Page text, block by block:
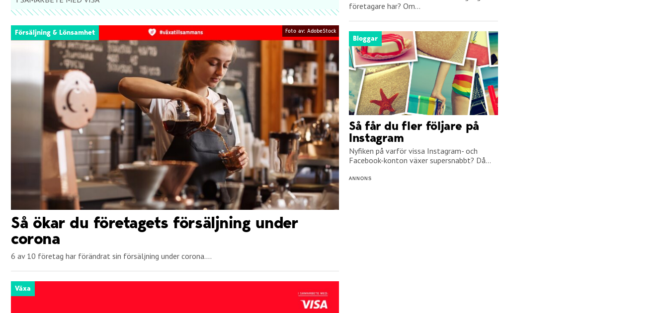
Försäljning & Lönsamhet Foto av: AdobeStock
Så ökar du företagets försäljning under
corona
6 av 10 företag har förändrat sin försäljning under corona....
Växa
företagare har? Om...
Bloggar
Så får du fler följare på
Instagram
Nyfiken på varför vissa Instagram- och
Facebook-konton växer supersnabbt? Då...
ANNONS